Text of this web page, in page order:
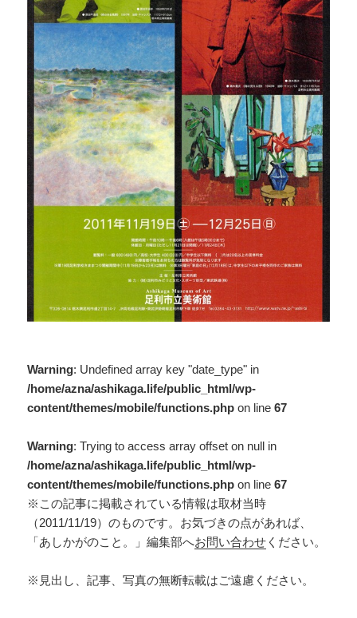
Warning: Undefined array key "date_type" in
/home/azna/ashikaga.life/public_html/wp-
content/themes/mobile/functions.php on line67
Warning: Trying to access array offset on null in
/home/azna/ashikaga.life/public_html/wp-
content/themes/mobile/functions.php on line67
※この記事に掲載されている情報は取材当時
（2011/11/19）のものです。お気づきの点があれば、
「あしかがのこと。」編集部へお問い合わせ ください。
※見出し、記事、写真の無断転載はご遠慮ください。